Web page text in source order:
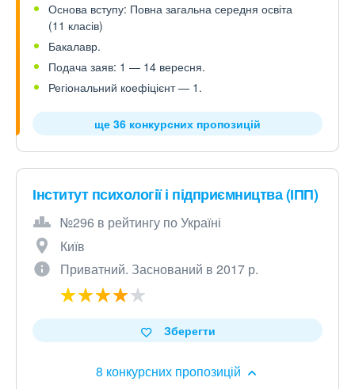
Основа вступу: Повна загальна середня освіта
(11 класів)
Бакалавр.
Подача заяв: 1 — 14 вересня.
Регіональний коефіцієнт — 1.
ще 36 конкурсних пропозицій
Інститут психології і підприємництва (ІПП)
№296 в рейтингу по Україні
Київ
Приватний. Заснований в 2017 р.
8 конкурсних пропозицій
Зберегти